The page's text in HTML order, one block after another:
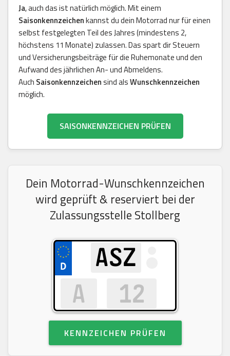
Ja, auch das ist natürlich möglich. Mit einem
Saisonkennzeichenkannst du dein Motorrad nur für einen
selbst festgelegten Teil des Jahres (mindestens 2,
höchstens 11 Monate) zulassen. Das spart dir Steuern
und Versicherungsbeiträge für die Ruhemonate und den
Aufwand des jährlichen An- und Abmeldens.
Auch Saisonkennzeichensind alsWunschkennzeichen
möglich.
SAISONKENNZEICHEN PRÜFEN
Dein Motorrad-Wunschkennzeichen
wird geprüft & reserviert bei der
Zulassungsstelle Stollberg
KENNZEICHEN PRÜFEN